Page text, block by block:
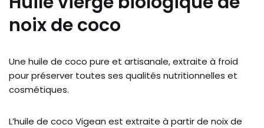
noix de coco
Une huile de coco pure et artisanale, extraite à froid
pour préserver toutes ses qualités nutritionnelles et
cosmétiques.
L’huile de coco Vigean est extraite à partir de noix de